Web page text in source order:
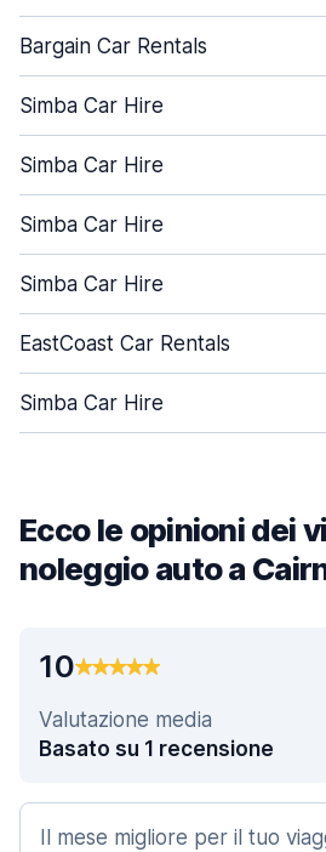
Bargain Car Rentals
Simba Car Hire
Simba Car Hire
Simba Car Hire
Simba Car Hire
EastCoast Car Rentals
Simba Car Hire
Ecco le opinioni dei
noleggio auto a
10
Valutazione media
Basato su 1 recensione
Il mese migliore per il tuo